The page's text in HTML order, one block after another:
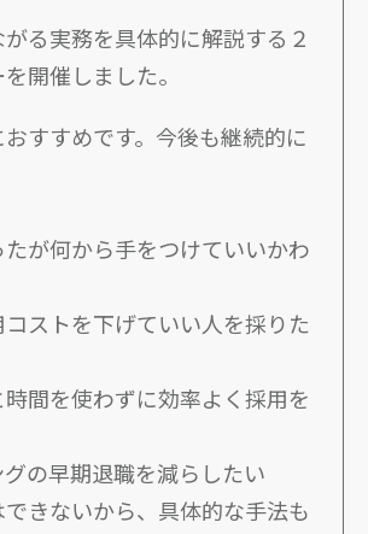
る実務を具体的に解説する２
開催しました。
すすめです。今後も継続的に
たが何から手をつけていいかわ
コストを下げていい人を採りた
時間を使わずに効率よく採用を
グの早期退職を減らしたい
できないから、具体的な手法も